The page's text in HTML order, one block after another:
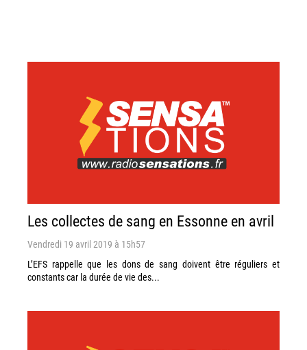
Les collectes de sang en Essonne en avril
Vendredi 19 avril 2019 à 15h57
L’EFS rappelle que les dons de sang doivent être réguliers et
constants car la durée de vie des...